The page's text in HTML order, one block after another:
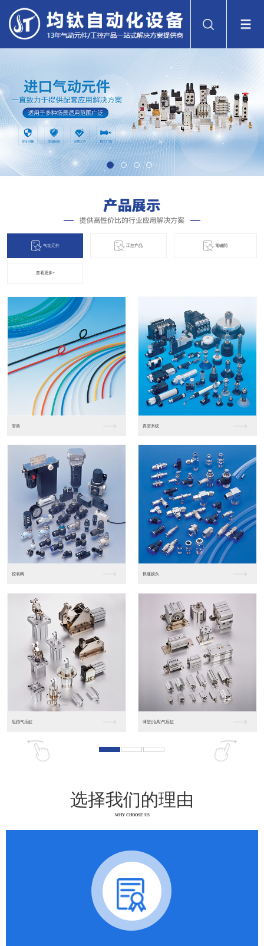
气动元件 工控产品 電磁閞
查看更多+
进口松下PLC2 进口松下PLC
东莞松下PLC 松下人机界面GT07
松下人机界面DP10... 数字光钎传感器FX-...
选择我们的理由
WHY CHOOSE US